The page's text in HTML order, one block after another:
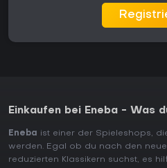
Einkaufen bei Eneba - Was
Eneba ist einer der Spieleshops,
werden. Egal ob du nach den
reduzierten Klassikern suchst, es